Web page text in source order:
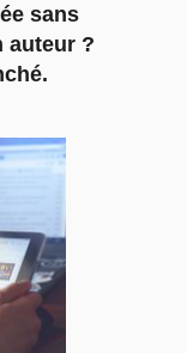
sans
auteur ?